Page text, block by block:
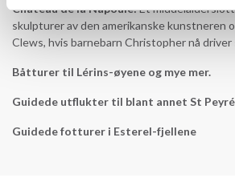
Château de la Napoule:Et
skulpturer av den amerikanske kunstneren
Clews, hvis barnebarn Christopher nå
Båtturer til Lérins-øyene og mye mer.
Guidede utflukter til blant annet St
Guidede fotturer i Esterel-fjellene